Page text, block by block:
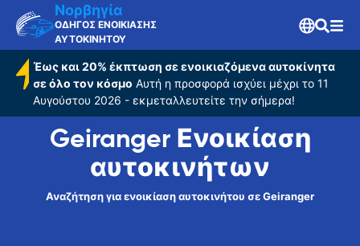
Νορβηγία
ΟΔΗΓΟΣ ΕΝΟΙΚΙΑΣΗΣ
ΑΥΤΟΚΙΝΗΤΟΥ
Έως και 20% έκπτωση σε ενοικιαζόμενα αυτοκίνητα
σε όλο τον κόσμο Αυτή η προσφορά ισχύει μέχρι το 11
Αυγούστου 2026 - εκμεταλλευτείτε την σήμερα!
Geiranger Ενοικίαση
αυτοκινήτων
Αναζήτηση για ενοικίαση αυτοκινήτου σε Geiranger